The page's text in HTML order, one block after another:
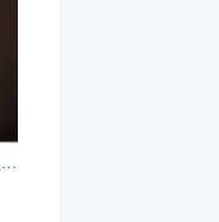
Прикольные бутерброды для детей с фото